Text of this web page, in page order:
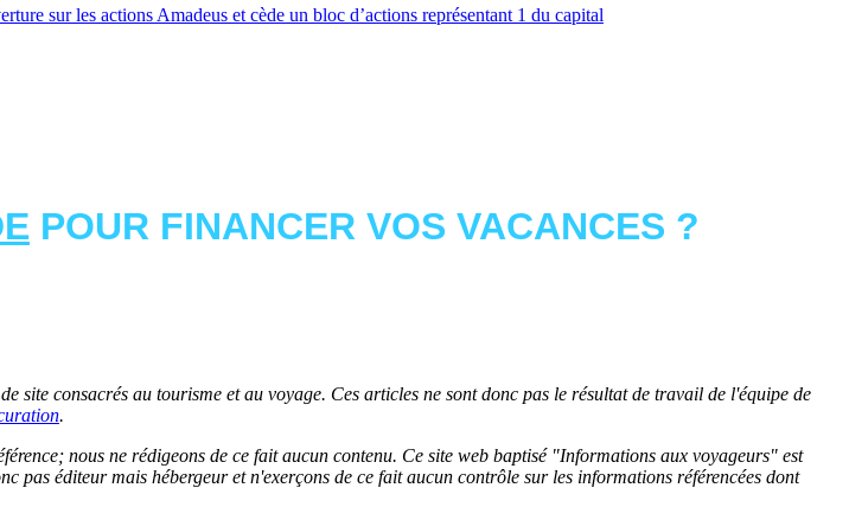
sur les actions Amadeus et cède un bloc d’actions représentant 1 du capital
POUR FINANCER VOS VACANCES ?
consacrés au tourisme et au voyage. Ces articles ne sont donc pas le résultat de travail de l'équipe de
.
nous ne rédigeons de ce fait aucun contenu. Ce site web baptisé "Informations aux voyageurs" est
pas éditeur mais hébergeur et n'exerçons de ce fait aucun contrôle sur les informations référencées dont